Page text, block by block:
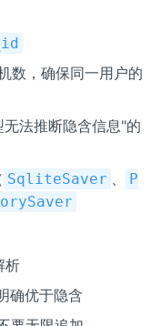
数，确保同一用户的
法推断隐含信息"的
SqliteSaver 、
P
析
确优于隐含